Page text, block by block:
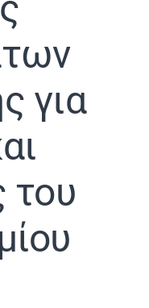
για
του